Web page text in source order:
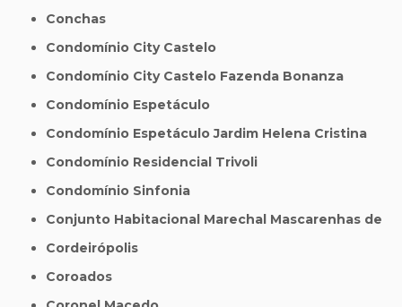
Conchas
Condomínio City Castelo
Condomínio City Castelo Fazenda Bonanza
Condomínio Espetáculo
Condomínio Espetáculo Jardim Helena Cristina
Condomínio Residencial Trivoli
Condomínio Sinfonia
Conjunto Habitacional Marechal Mascarenhas de
Cordeirópolis
Coroados